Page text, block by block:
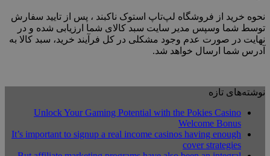
نحوه خرید از فروشگاه لپ‌تاپ استوک ناکبند ، پس از تایید سفارش
توسط شما وسپس مدیر سایت سبد کالای شما ارزیابی شده و در
نهایت در صورت عدم وجود مشکلی در کل فرآیند خرید، سبد کالا به
آدرس شما ارسال خواهد شد.
نوشته‌های تازه
Unlock Your Gaming Potential with the Pokies Casino
Welcome Bonus
It’s important to signup a real income casinos having enough
cover strategies